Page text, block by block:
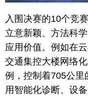
入围决赛的10个竞
立意新颖、方法科
应用价值。例如在
交通集控大楼网络
例，控制着705公里
用智能化诊断、设